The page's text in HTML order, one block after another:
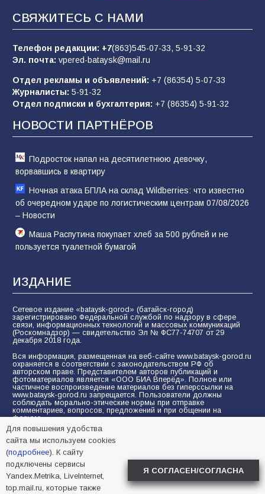
Будет ли мобилизация в России в 2026 году
после выборов: в Госдуме дали ответ
85 06.08.2026
«Слухами Москву не возьмёшь»: почему
заявления Киева о мобилизации — это
отчаяние, а не разведка
81 02.08.2026
СВЯЖИТЕСЬ С НАМИ
Телефон редакции: +7(863)545-07-33, 5-91-32
Эл. почта: vpered-bataysk@mail.ru
Отдел рекламы и объявлений: +7 (86354) 5-07-33
Журналисты: 5-91-32
Отдел подписки и бухгалтерия: +7 (86354) 5-91-32
НОВОСТИ ПАРТНЁРОВ
Подросток напал на десятилетнюю девочку,
ворвавшись в квартиру
Ночная атака БПЛА на склад Wildberries: что известно
об очередном ударе по логистическим центрам 07/08/2026
– Новости
Маша Распутина покупает хлеб за 500 рублей и не
пользуется туалетной бумагой
ИЗДАНИЕ
Сетевое издание «bataysk-gorod» (батайск-город)
зарегистрировано Федеральной службой по надзору в сфере
связи, информационных технологий и массовых коммуникаций
(Роскомнадзор) — свидетельство Эл № ФС77-74707 от 29
декабря 2018 года.
Вся информация, размещенная на веб-сайте www.bataysk-gorod.ru
охраняется в соответствии с законодательством РФ об
авторском праве. Представителем авторов публикаций и
фотоматериалов является «ООО БИА Вперёд». Полное или
частичное воспроизведение материалов без гиперссылки на
www.bataysk-gorod.ru запрещается. Пользователи должны
соблюдать морально-этические нормы при отправке
комментариев, вопросов, предложений и при общении на
форуме.
Политика конфиденциальности и защиты информации
Согласие на обработку персональных данных с помощью
сервисов Yandex.Metrika, LiveInternet, top.mail.ru
© 2005-2026 БИА «ВПЕРЕД»
Для повышения удобства
сайта мы используем cookies
(подробнее). К сайту
подключены сервисы
Yandex.Metrika, LiveInternet,
top.mail.ru, которые также
Я СОГЛАСЕН/СОГЛАСНА